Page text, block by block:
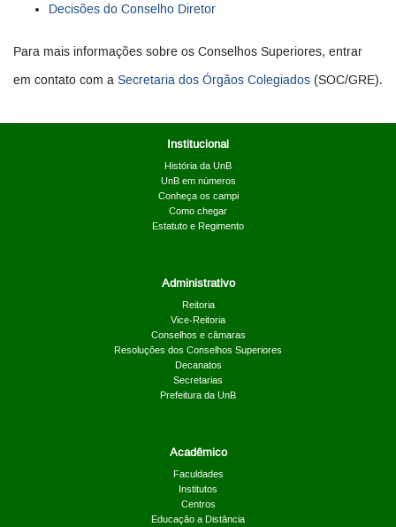
Decisões do Conselho Diretor
Para mais informações sobre os Conselhos Superiores, entrar
em contato com a Secretaria dos Órgãos Colegiados (SOC/GRE).
Institucional
História da UnB
UnB em números
Conheça os campi
Como chegar
Estatuto e Regimento
Administrativo
Reitoria
Vice-Reitoria
Conselhos e câmaras
Resoluções dos Conselhos Superiores
Decanatos
Secretarias
Prefeitura da UnB
Acadêmico
Faculdades
Institutos
Centros
Educação a Distância